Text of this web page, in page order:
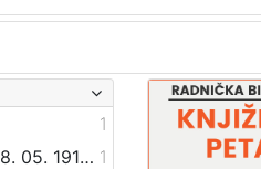
1
Franičević, Marin (18. 05. 1911. – 17. 07. 1990.) 1